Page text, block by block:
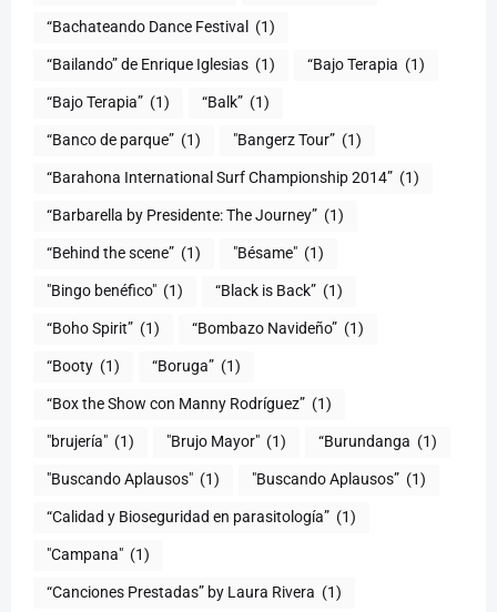
“Bachateando Dance Festival (1)
“Bailando” de Enrique Iglesias (1) “Bajo Terapia (1)
“Bajo Terapia” (1) “Balk” (1)
“Banco de parque” (1) "Bangerz Tour” (1)
“Barahona International Surf Championship 2014” (1)
“Barbarella by Presidente: The Journey” (1)
“Behind the scene” (1) "Bésame" (1)
"Bingo benéfico" (1) “Black is Back” (1)
“Boho Spirit” (1) “Bombazo Navideño” (1)
“Booty (1) “Boruga” (1)
“Box the Show con Manny Rodríguez” (1)
"brujería" (1) "Brujo Mayor" (1) “Burundanga (1)
"Buscando Aplausos" (1) "Buscando Aplausos” (1)
(1)
"Campana" (1)
“Canciones Prestadas” by Laura Rivera (1)